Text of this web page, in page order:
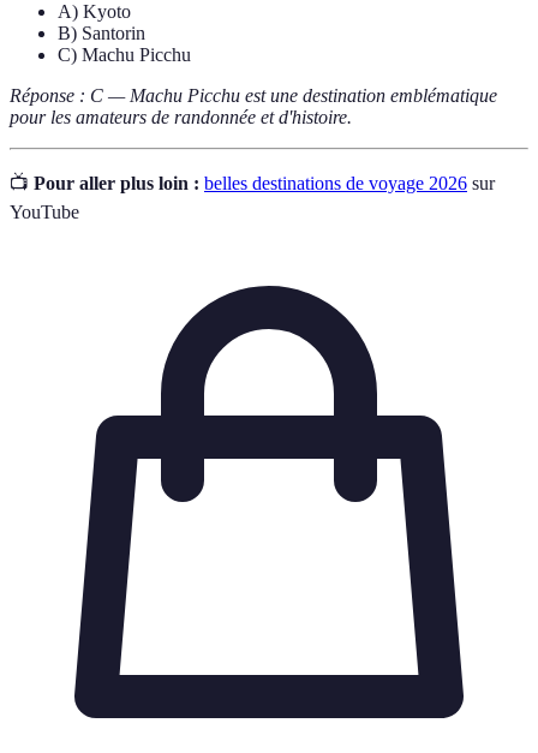
A) Kyoto
B) Santorin
C) Machu Picchu
Réponse : C — Machu Picchu est une destination emblématique
pour les amateurs de randonnée et d'histoire.
📺 Pour aller plus loin : belles destinations de voyage 2026 sur
YouTube